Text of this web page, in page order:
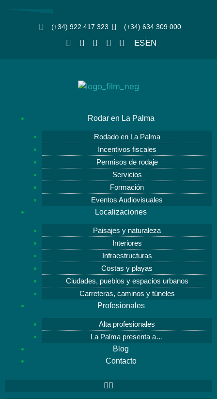
(+34) 922 417 323 (+34) 634 309 000
ESEN
Rodar en La Palma
Rodado en La Palma
Incentivos fiscales
Permisos de rodaje
Servicios
Formación
Eventos Audiovisuales
Localizaciones
Paisajes y naturaleza
Interiores
Infraestructuras
Costas y playas
Ciudades, pueblos y espacios urbanos
Carreteras, caminos y túneles
Profesionales
Alta profesionales
La Palma presenta a…
Blog
Contacto